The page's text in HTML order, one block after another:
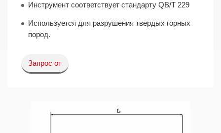
Инструмент соответствует стандарту QB/T 229
Используется для разрушения твердых горных
пород.
Запрос от